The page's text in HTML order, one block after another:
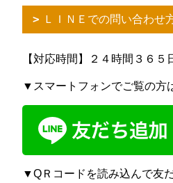
ＬＩＮＥでの問い合わせ
【対応時間】２４時間３６
▼スマートフォンでご覧の方
▼QＲコードを読み込んで友